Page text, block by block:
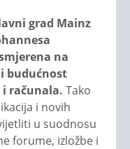
grad Mainz
na
budućnost
računala. Tako
i novih
u suodnosu
forume, izložbe i